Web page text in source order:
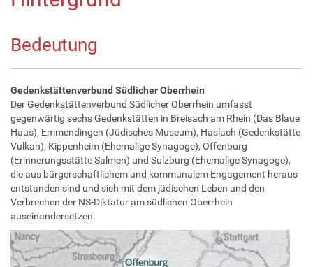
Bedeutung
Gedenkstättenverbund Südlicher Oberrhein
Der Gedenkstättenverbund Südlicher Oberrhein umfasst
gegenwärtig sechs Gedenkstätten in Breisach am Rhein (Das Blaue
Haus), Emmendingen (Jüdisches Museum), Haslach (Gedenkstätte
Vulkan), Kippenheim (Ehemalige Synagoge), Offenburg
(Erinnerungsstätte Salmen) und Sulzburg (Ehemalige Synagoge),
die aus bürgerschaftlichem und kommunalem Engagement heraus
entstanden sind und sich mit dem jüdischen Leben und den
Verbrechen der NS-Diktatur am südlichen Oberrhein
auseinandersetzen.